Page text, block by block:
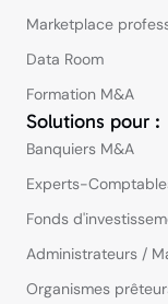
Marketplace
Data Room
Formation M&A
Solutions pour :
Banquiers M&A
Experts-
Fonds
Administrateurs /
Organismes